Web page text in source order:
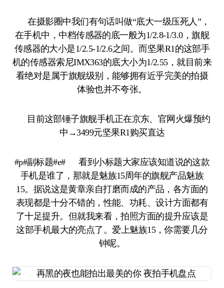
在摄影圈中我们有句话叫做“底大一级压死人”，
在手机中，中档传感器的底一般为1/2.8-1/3.0，旗舰
传感器的大小是1/2.5-1/2.6之间。而坚果R1的这部手
机的传感器索尼IMX363的底大小为1/2.55，就目前来
看绝对是属于旗舰级别，能够拥有近乎完美的拍摄
体验也并不夸张。
目前这部锤子旗舰手机正在京东、官网火爆预约
中→3499元坚果R1购买直达
#p#副标题#e# 看到小标题大家应该知道说的这款
手机是谁了，那就是魅族15周年的旗舰产品魅族
15。据说这是黄章亲自打磨而成的产品，各方面的
表现都是十分不错的，性能、功耗、设计方面都有
了十足提升。但就我来看，拍照方面的提升应该是
这部手机最大的亮点了。爱上魅族15，你需要几分
钟呢。